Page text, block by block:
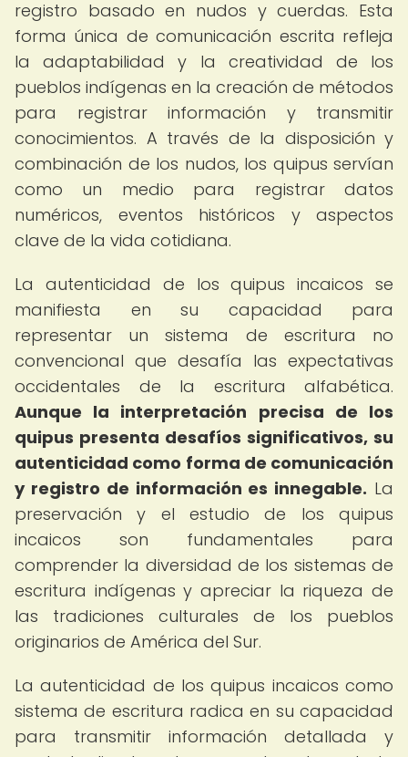
registro basado en nudos y cuerdas. Esta
forma única de comunicación escrita refleja
la adaptabilidad y la creatividad de los
pueblos indígenas en la creación de métodos
para registrar información y transmitir
conocimientos. A través de la disposición y
combinación de los nudos, los quipus servían
como un medio para registrar datos
numéricos, eventos históricos y aspectos
clave de la vida cotidiana.
La autenticidad de los quipus incaicos se
manifiesta en su capacidad para
representar un sistema de escritura no
convencional que desafía las expectativas
occidentales de la escritura alfabética.
Aunque la interpretación precisa de los
quipus presenta desafíos significativos, su
autenticidad como forma de comunicación
y registro de información es innegable. La
preservación y el estudio de los quipus
incaicos son fundamentales para
comprender la diversidad de los sistemas de
escritura indígenas y apreciar la riqueza de
las tradiciones culturales de los pueblos
originarios de América del Sur.
La autenticidad de los quipus incaicos como
sistema de escritura radica en su capacidad
para transmitir información detallada y